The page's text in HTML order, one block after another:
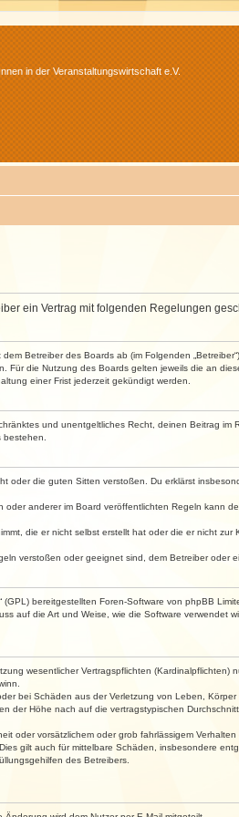
in der Veranstaltungswirtschaft e.V.
ein Vertrag mit folgenden Regelungen
Betreiber des Boards ab (im Folgenden
die Nutzung des Boards gelten jeweils die an
einer Frist jederzeit gekündigt werden.
und unentgeltliches Recht, deinen Beitrag im
die guten Sitten verstoßen. Du erklärst
anderer im Board veröffentlichten Regeln kann
die er nicht selbst erstellt hat oder die er nicht
verstoßen oder geeignet sind, dem Betreiber oder
“ (GPL) bereitgestellten Foren-Software von phpBB
auf die Art und Weise, wie die Software verwendet
wesentlicher Vertragspflichten
bei Schäden aus der Verletzung von Leben,
der Höhe nach auf die vertragstypischen
vorsätzlichem oder grob fahrlässigem
gilt auch für mittelbare Schäden, insbesondere
des Betreibers.